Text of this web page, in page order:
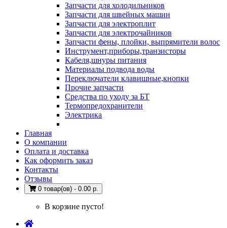
Запчасти для холодильников
Запчасти для швейных машин
Запчасти для электроплит
Запчасти для электрочайников
Запчасти фены, плойки, выпрямители волос
Инструмент,приборы,транзисторы
Кабеля,шнуры питания
Материалы подвода воды
Переключатели клавишные,кнопки
Прочие запчасти
Средства по уходу за БТ
Термопредохранители
Электрика
Главная
О компании
Оплата и доставка
Как оформить заказ
Контакты
Отзывы
0 товар(ов) - 0.00 р.
В корзине пусто!